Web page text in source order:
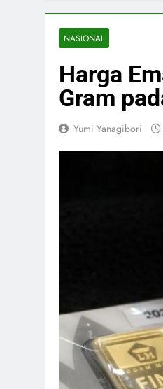
NASIONAL
Harga
Gram
Yumi Yanagibori